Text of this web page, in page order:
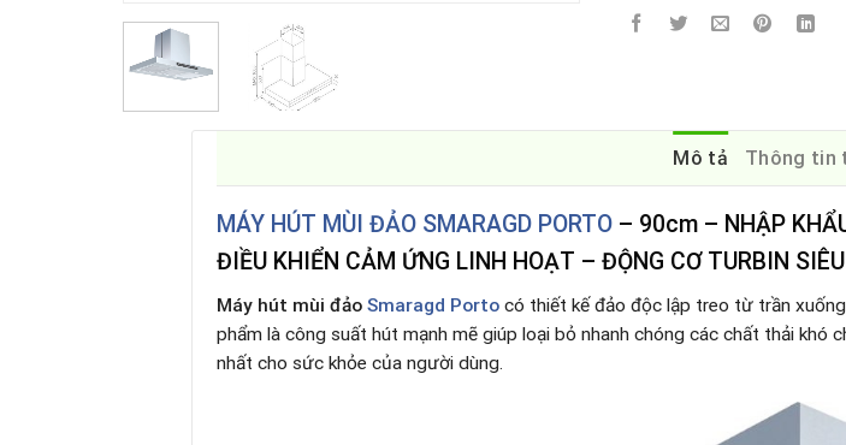
Mô tả Thông tin
MÁY HÚT MÙI ĐẢO SMARAGD PORTO – 90cm – NHẬP
ĐIỀU KHIỂN CẢM ỨNG LINH HOẠT – ĐỘNG CƠ TURBIN
Máy hút mùi đảo Smaragd Porto có thiết kế đảo độc lập treo từ trần
phẩm là công suất hút mạnh mẽ giúp loại bỏ nhanh chóng các chất thải khó
nhất cho sức khỏe của người dùng.